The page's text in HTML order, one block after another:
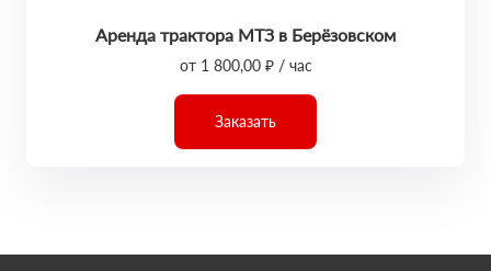
Аренда трактора МТЗ в Берёзовском
от 1 800,00 ₽ / час
Заказать